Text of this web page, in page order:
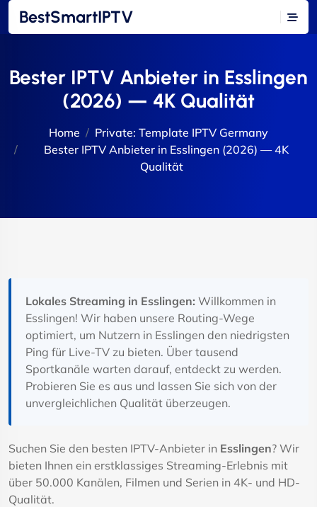
BestSmartIPTV
Bester IPTV Anbieter in Esslingen
(2026) — 4K Qualität
Home
Private: Template IPTV Germany
Bester IPTV Anbieter in Esslingen (2026) — 4K
Qualität
Lokales Streaming in Esslingen: Willkommen in
Esslingen! Wir haben unsere Routing-Wege
optimiert, um Nutzern in Esslingen den niedrigsten
Ping für Live-TV zu bieten. Über tausend
Sportkanäle warten darauf, entdeckt zu werden.
Probieren Sie es aus und lassen Sie sich von der
unvergleichlichen Qualität überzeugen.
Suchen Sie den besten IPTV-Anbieter in Esslingen? Wir
bieten Ihnen ein erstklassiges Streaming-Erlebnis mit
über 50.000 Kanälen, Filmen und Serien in 4K- und HD-
Qualität.